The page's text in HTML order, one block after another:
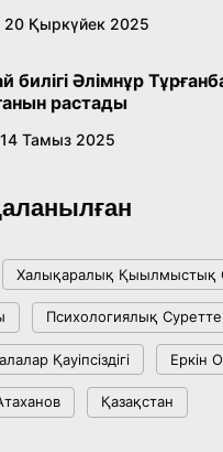
адамзаттың
даму бағыты
Көбейтұз көлінің
20 Қыркүйек 2025
билігі Әлімнұр
растады
14 Тамыз 2025
Халықаралық Қыылмыстық
Психологиялық
Қауіпсіздігі Еркін
Қазақстан